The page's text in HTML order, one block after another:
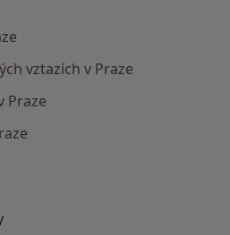
vztazích v Praze
Praze